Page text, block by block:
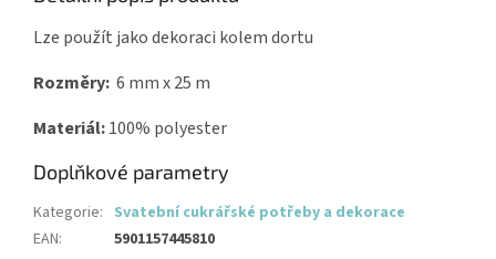
Lze použít jako dekoraci kolem dortu
Rozměry: 6 mm x 25 m
Materiál:100% polyester
Doplňkové parametry
Kategorie: Svatební cukrářské potřeby a dekorace
EAN: 5901157445810